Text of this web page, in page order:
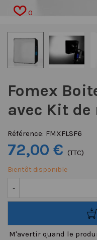
0
Fomex
avec Kit de
Référence: FMXFLSF6
72,00 € (TTC)
Bientôt disponible
-
M'avertir quand le